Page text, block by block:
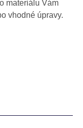
materiálu Vám
vhodné úpravy.